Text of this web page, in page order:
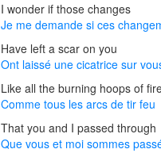
I wonder if those changes
Je me demande si ces
Have left a scar on you
Ont laissé une cicatrice sur
Like all the burning hoops of
Comme tous les arcs de tir feu
That you and I passed through
Que vous et moi sommes